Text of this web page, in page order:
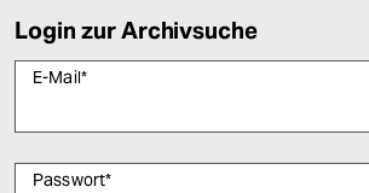
Login zur Archivsuche
E-Mail*
Passwort*